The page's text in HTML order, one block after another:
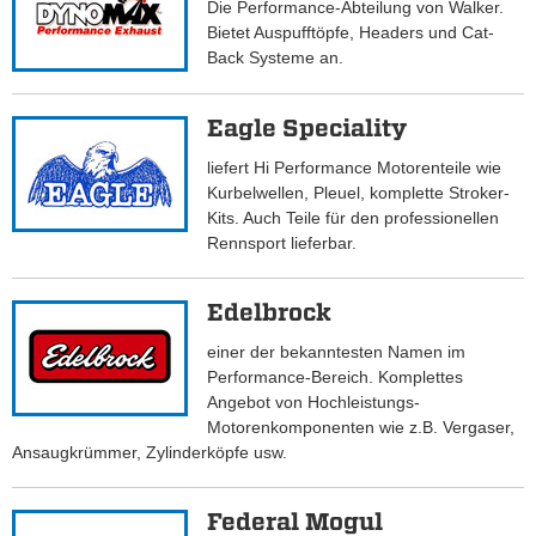
Die Performance-Abteilung von Walker.
Bietet Auspufftöpfe, Headers und Cat-
Back Systeme an.
Eagle Speciality
liefert Hi Performance Motorenteile wie
Kurbelwellen, Pleuel, komplette Stroker-
Kits. Auch Teile für den professionellen
Rennsport lieferbar.
Edelbrock
einer der bekanntesten Namen im
Performance-Bereich. Komplettes
Angebot von Hochleistungs-
Motorenkomponenten wie z.B. Vergaser,
Ansaugkrümmer, Zylinderköpfe usw.
Federal Mogul